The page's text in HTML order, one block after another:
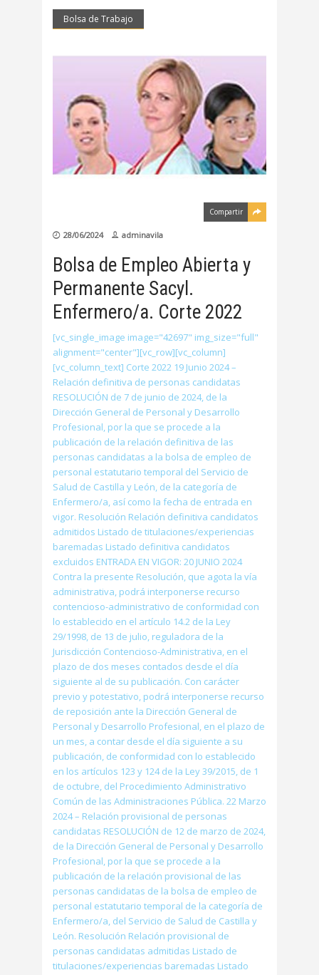
Bolsa de Trabajo
Compartir
28/06/2024 adminavila
Bolsa de Empleo Abierta y
Permanente Sacyl.
Enfermero/a. Corte 2022
[vc_single_image image="42697" img_size="full"
alignment="center"][vc_row][vc_column]
[vc_column_text] Corte 2022 19 Junio 2024 –
Relación definitiva de personas candidatas
RESOLUCIÓN de 7 de junio de 2024, de la
Dirección General de Personal y Desarrollo
Profesional, por la que se procede a la
publicación de la relación definitiva de las
personas candidatas a la bolsa de empleo de
personal estatutario temporal del Servicio de
Salud de Castilla y León, de la categoría de
Enfermero/a, así como la fecha de entrada en
vigor. Resolución Relación definitiva candidatos
admitidos Listado de titulaciones/experiencias
baremadas Listado definitiva candidatos
excluidos ENTRADA EN VIGOR: 20 JUNIO 2024
Contra la presente Resolución, que agota la vía
administrativa, podrá interponerse recurso
contencioso-administrativo de conformidad con
lo establecido en el artículo 14.2 de la Ley
29/1998, de 13 de julio, reguladora de la
Jurisdicción Contencioso-Administrativa, en el
plazo de dos meses contados desde el día
siguiente al de su publicación. Con carácter
previo y potestativo, podrá interponerse recurso
de reposición ante la Dirección General de
Personal y Desarrollo Profesional, en el plazo de
un mes, a contar desde el día siguiente a su
publicación, de conformidad con lo establecido
en los artículos 123 y 124 de la Ley 39/2015, de 1
de octubre, del Procedimiento Administrativo
Común de las Administraciones Pública. 22 Marzo
2024 – Relación provisional de personas
candidatas RESOLUCIÓN de 12 de marzo de 2024,
de la Dirección General de Personal y Desarrollo
Profesional, por la que se procede a la
publicación de la relación provisional de las
personas candidatas de la bolsa de empleo de
personal estatutario temporal de la categoría de
Enfermero/a, del Servicio de Salud de Castilla y
León. Resolución Relación provisional de
personas candidatas admitidas Listado de
titulaciones/experiencias baremadas Listado